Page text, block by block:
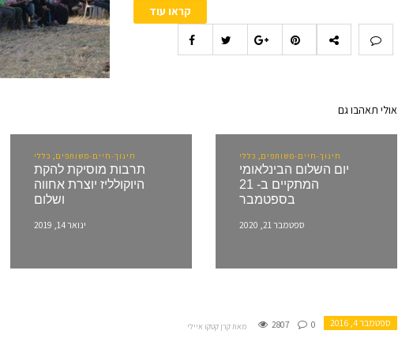
קראו עוד
אולי תאהבו גם
חינוך-חיים-משותפים, כללי
יום השלום הבינלאומי
המתקיים ב- 21
בספטמבר
ספטמבר 21, 2020
חינוך-חיים-משותפים, כללי
תרבות מוסיקת להקת
היוקולליז יוצרת אחווה
ושלום
ינואר 14, 2019
ספטמבר 4, 2016 2807 0 מאת קרן קטקו איילי